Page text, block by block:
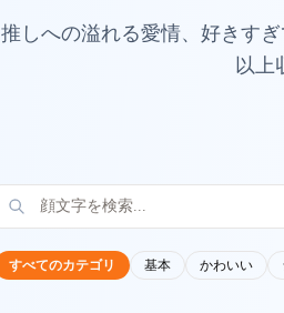
推しへの溢れる愛情、好きす
以上
すべてのカテゴリ 基本 かわいい